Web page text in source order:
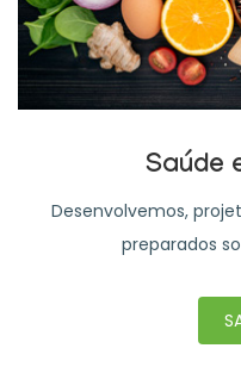
Saúde
Desenvolvemos,
preparados